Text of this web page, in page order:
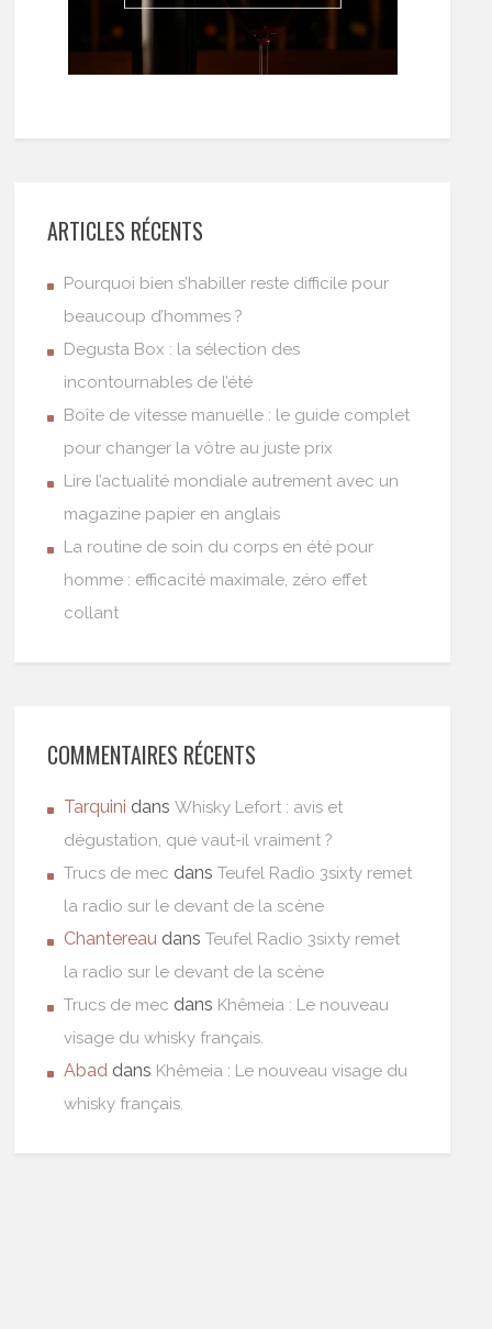
ARTICLES RÉCENTS
Pourquoi bien s’habiller reste difficile pour
beaucoup d’hommes ?
Degusta Box : la sélection des
incontournables de l’été
Boîte de vitesse manuelle : le guide complet
pour changer la vôtre au juste prix
Lire l’actualité mondiale autrement avec un
magazine papier en anglais
La routine de soin du corps en été pour
homme : efficacité maximale, zéro effet
collant
COMMENTAIRES RÉCENTS
Tarquini dansWhisky Lefort : avis et
dégustation, que vaut-il vraiment ?
Trucs de mec dansTeufel Radio 3sixty remet
la radio sur le devant de la scène
Chantereau dansTeufel Radio 3sixty remet
la radio sur le devant de la scène
Trucs de mec dans Khêmeia : Le nouveau
visage du whisky français.
Abad dans Khêmeia : Le nouveau visage du
whisky français.